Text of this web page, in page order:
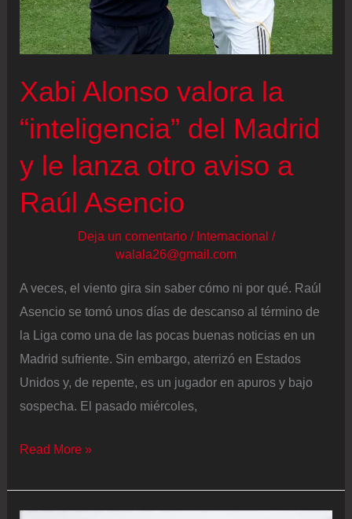
familia
Xabi Alonso valora la
“inteligencia” del Madrid
y le lanza otro aviso a
Raúl Asencio
Deja un comentario / Internacional /
walala26@gmail.com
A veces, el viento gira sin saber cómo ni por qué. Raúl
Asencio se tomó unos días de descanso al término de
la Liga como una de las pocas buenas noticias en un
Madrid sufriente. Sin embargo, aterrizó en Estados
Unidos y, de repente, es un jugador en apuros y bajo
sospecha. El pasado miércoles,
Xabi
valora
Read More »